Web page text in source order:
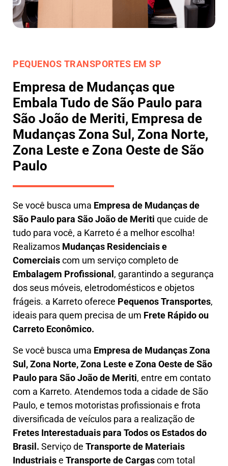
PEQUENOS TRANSPORTES EM SP
Empresa de Mudanças que
Embala Tudo de São Paulo para
São João de Meriti, Empresa de
Mudanças Zona Sul, Zona Norte,
Zona Leste e Zona Oeste de São
Paulo
Se você busca uma Empresa de Mudanças de
São Paulo para São João de Meriti que cuide de
tudo para você, a Karretoé a melhor escolha!
Realizamos Mudanças Residenciais e
Comerciaiscom um serviço completo de
Embalagem Profissional , garantindo a segurança
dos seus móveis, eletrodomésticos e objetos
frágeis. a Karretooferece Pequenos Transportes,
ideais para quem precisa de um Frete Rápido ou
Carreto Econômico.
Se você busca uma Empresa de Mudanças Zona
Sul, Zona Norte, Zona Leste e Zona Oestede São
Paulo para São João de Meriti, entre em contato
com a Karreto. Atendemos toda a cidade de São
Paulo, e temos motoristas profissionais e frota
diversificada de veículos para a realização de
Fretes Interestaduais para Todos os Estados do
Brasil. Serviço de Transporte de Materiais
Industriaise Transporte de Cargascom total